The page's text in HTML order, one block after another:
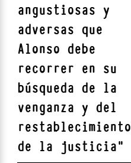
angustiosas y
adversas que
Alonso debe
recorrer en su
búsqueda de la
venganza y del
restablecimiento
de la justicia"